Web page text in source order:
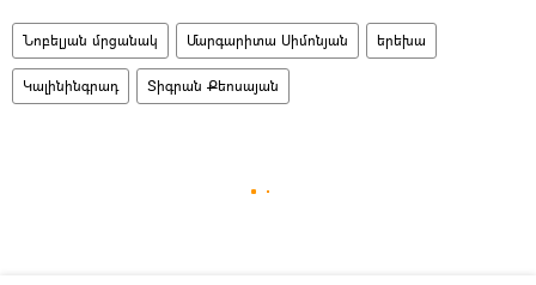
Նոբելյան մրցանակ Մարգարիտա Սիմոնյան երեխա
Կալինինգրադ Տիգրան Քեոսայան